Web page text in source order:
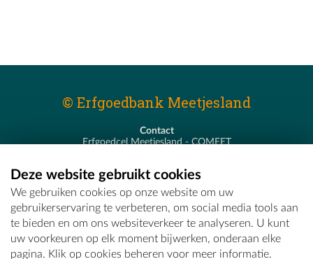
© Erfgoedbank Meetjesland
Contact
Erfgoedcel Meetjesland - COMEET
T - 09 373 75 96
E -erfgoedcel@comeet.be
Deze website gebruikt cookies
We gebruiken cookies op onze website om uw
gebruikerservaring te verbeteren, om social media tools aan
te bieden en om ons websiteverkeer te analyseren. U kunt
uw voorkeuren op elk moment bijwerken, onderaan elke
pagina. Klik op cookies beheren voor meer informatie.